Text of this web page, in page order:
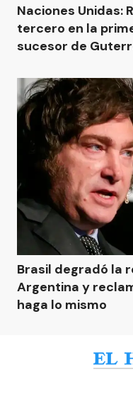
Naciones Unidas:
tercero en la
sucesor de
Brasil degradó la
Argentina y
haga lo mismo